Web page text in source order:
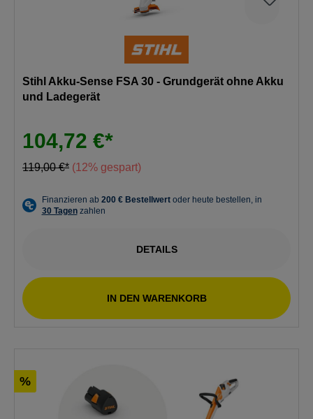
Stihl Akku-Sense FSA 30 - Grundgerät ohne Akku
und Ladegerät
104,72 €*
119,00 €* (12% gespart)
DETAILS
IN DEN WARENKORB
%